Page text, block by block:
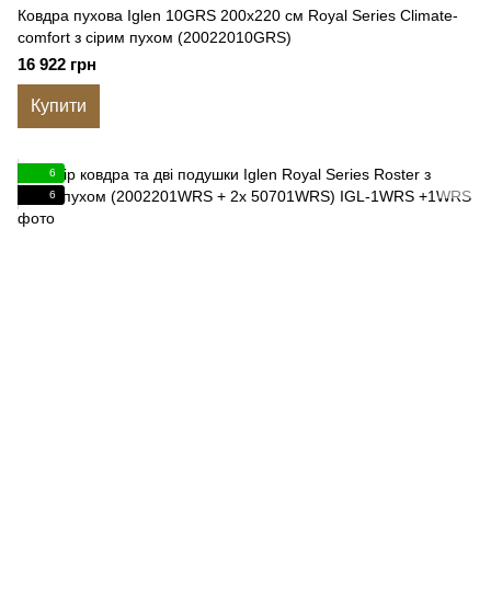
Ковдра пухова Iglen 10GRS 200x220 см Royal Series Climate-
comfort з сірим пухом (20022010GRS)
16 922 грн
Купити
6
6